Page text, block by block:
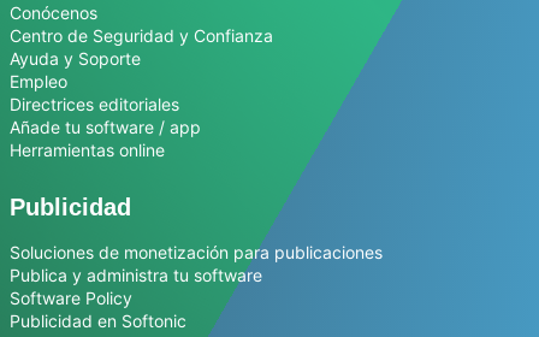
Conócenos
Centro de Seguridad y Confianza
Ayuda y Soporte
Empleo
Directrices editoriales
Añade tu software / app
Herramientas online
Publicidad
Soluciones de monetización para publicaciones
Publica y administra tu software
Software Policy
Publicidad en Softonic